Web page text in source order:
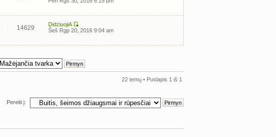
14629
DidziuojiA
Šeš Rgp 20, 2016 9:04 am
22 temų • Puslapis 1 iš 1
Pereiti į: